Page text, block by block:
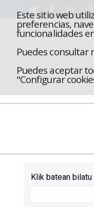
Este sitio web
preferencias,
funcionalidades
Puedes consultar
Puedes aceptar
"Configurar
Klik batean bilatu